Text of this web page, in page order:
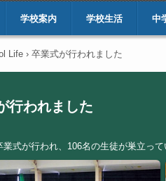
学校案内 学校生活 中
Life › 卒業式が行われました
行われました
業式が行われ、106名の生徒が巣立っ